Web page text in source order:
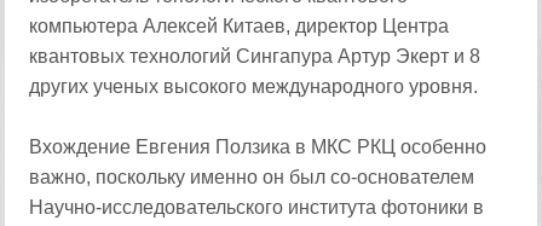
компьютера Алексей Китаев, директор Центра
квантовых технологий Сингапура Артур Экерт и 8
других ученых высокого международного уровня.
Вхождение Евгения Ползика в МКС РКЦ особенно
важно, поскольку именно он был со-основателем
Научно-исследовательского института фотоники в